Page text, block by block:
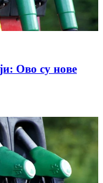
Ово су нове